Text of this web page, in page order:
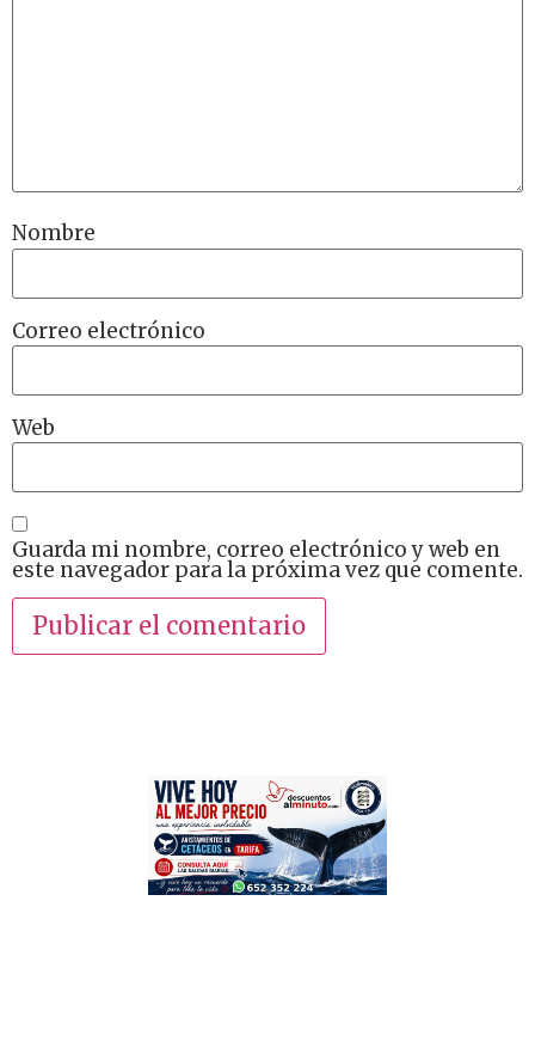
Nombre
Correo electrónico
Web
Guarda mi nombre, correo electrónico y web en
este navegador para la próxima vez que comente.